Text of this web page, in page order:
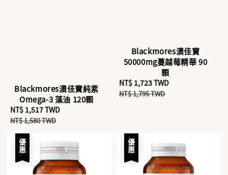
Blackmores澳佳寶純素
Omega-3 藻油 120顆
Sale
price
NT$ 1,517 TWD
NT$ 1,580 TWD
Blackmores澳佳寶
50000mg蔓越莓精華 90
顆
Sale
price
NT$ 1,723 TWD
NT$ 1,795 TWD
優惠 優惠